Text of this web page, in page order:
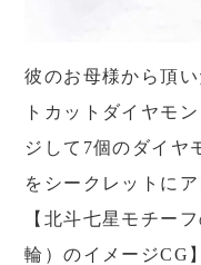
彼のお母様から頂
トカットダイヤモ
ジして7個のダイヤ
をシークレットに
【北斗七星モチー
輪）のイメージCG